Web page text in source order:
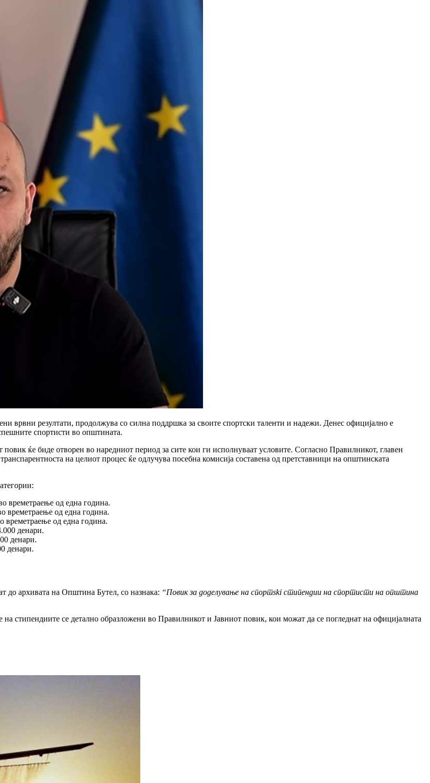
врвни резултати, продолжува со силна поддршка за своите спортски таленти и надежи. Денес официјално е
спортисти во општината.
повик ќе биде отворен во наредниот период за сите кои ги исполнуваат условите. Согласно Правилникот, главен
на целиот процес ќе одлучува посебна комисија составена од претставници на општинската
времетраење од една година.
времетраење од една година.
времетраење од една година.
денари.
денари.
денари.
до архивата на Општина Бутел, со назнака: “Повик за доделување на спортski стипендии на спортисти на општина
стипендиите се детално образложени во Правилникот и Јавниот повик, кои можат да се погледнат на официјалната